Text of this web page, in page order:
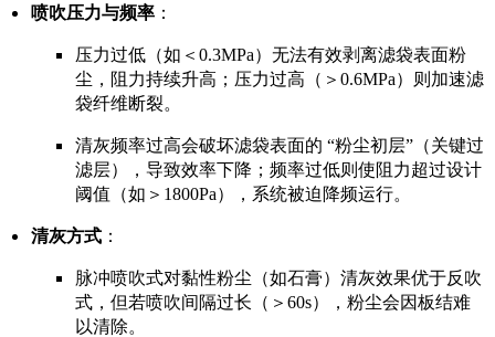
喷吹压力与频率 ：
压力过低（如＜0.3MPa）无法有效剥离滤袋表面粉
尘，阻力持续升高；压力过高（＞0.6MPa）则加速滤
袋纤维断裂。
清灰频率过高会破坏滤袋表面的 “粉尘初层”（关键过
滤层），导致效率下降；频率过低则使阻力超过设计
阈值（如＞1800Pa），系统被迫降频运行。
清灰方式 ：
脉冲喷吹式对黏性粉尘（如石膏）清灰效果优于反吹
式，但若喷吹间隔过长（＞60s），粉尘会因板结难
以清除。